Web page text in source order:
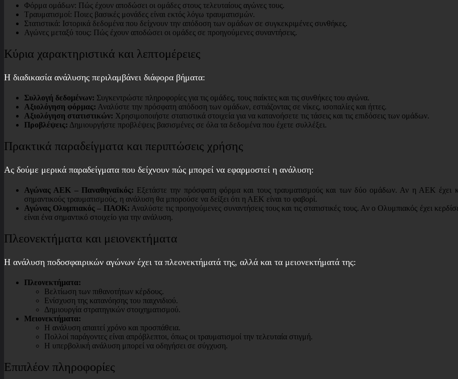
Φόρμα ομάδων: Πώς έχουν αποδώσει οι ομάδες στους τελευταίους αγώνες τους.
Τραυματισμοί: Ποιες βασικές μονάδες είναι εκτός λόγω τραυματισμών.
Στατιστικά: Ιστορικά δεδομένα που δείχνουν την απόδοση των ομάδων σε συγκεκριμένες συνθήκες.
Αγώνες μεταξύ τους: Πώς έχουν αποδώσει οι ομάδες σε προηγούμενες συναντήσεις.
Κύρια χαρακτηριστικά και λεπτομέρειες
Η διαδικασία ανάλυσης περιλαμβάνει διάφορα βήματα:
Συλλογή δεδομένων: Συγκεντρώστε πληροφορίες για τις ομάδες, τους παίκτες και τις συνθήκες του αγώνα.
Αξιολόγηση φόρμας: Αναλύστε την πρόσφατη απόδοση των ομάδων, εστιάζοντας σε νίκες, ισοπαλίες και ήττες.
Αξιολόγηση στατιστικών: Χρησιμοποιήστε στατιστικά στοιχεία για να κατανοήσετε τις τάσεις και τις επιδόσεις των ομάδων.
Προβλέψεις: Δημιουργήστε προβλέψεις βασισμένες σε όλα τα δεδομένα που έχετε συλλέξει.
Πρακτικά παραδείγματα και περιπτώσεις χρήσης
Ας δούμε μερικά παραδείγματα που δείχνουν πώς μπορεί να εφαρμοστεί η ανάλυση:
Αγώνας ΑΕΚ – Παναθηναϊκός: Εξετάστε την πρόσφατη φόρμα και τους τραυματισμούς και των δύο ομάδων. Αν η ΑΕΚ έχει
σημαντικούς τραυματισμούς, η ανάλυση θα μπορούσε να δείξει ότι η ΑΕΚ είναι το φαβορί.
Αγώνας Ολυμπιακός – ΠΑΟΚ: Αναλύστε τις προηγούμενες συναντήσεις τους και τις στατιστικές τους. Αν ο Ολυμπιακός έχει
είναι ένα σημαντικό στοιχείο για την ανάλυση.
Πλεονεκτήματα και μειονεκτήματα
Η ανάλυση ποδοσφαιρικών αγώνων έχει τα πλεονεκτήματά της, αλλά και τα μειονεκτήματά της:
Πλεονεκτήματα:
Βελτίωση των πιθανοτήτων κέρδους.
Ενίσχυση της κατανόησης του παιχνιδιού.
Δημιουργία στρατηγικών στοιχηματισμού.
Μειονεκτήματα:
Η ανάλυση απαιτεί χρόνο και προσπάθεια.
Πολλοί παράγοντες είναι απρόβλεπτοι, όπως οι τραυματισμοί την τελευταία στιγμή.
Η υπερβολική ανάλυση μπορεί να οδηγήσει σε σύγχυση.
Επιπλέον πληροφορίες